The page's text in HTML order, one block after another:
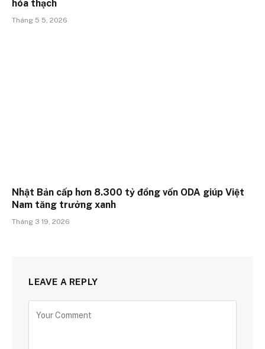
hóa thạch
Tháng 5 5, 2026
Nhật Bản cấp hơn 8.300 tỷ đồng vốn ODA giúp Việt
Nam tăng trưởng xanh
Tháng 3 19, 2026
LEAVE A REPLY